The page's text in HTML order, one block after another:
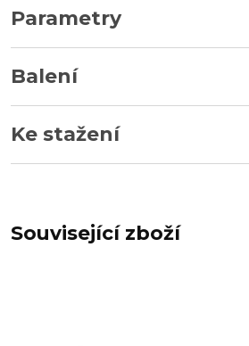
Parametry
Balení
Ke stažení
Související zboží